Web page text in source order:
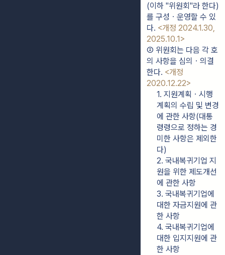
(이하 "위원회"라 한다)
를 구성ㆍ운영할 수 있
다. <개정 2024.1.30,
2025.10.1>
② 위원회는 다음 각 호
의 사항을 심의ㆍ의결
한다. <개정
2020.12.22>
1. 지원계획ㆍ시행
계획의 수립 및 변경
에 관한 사항(대통
령령으로 정하는 경
미한 사항은 제외한
다)
2. 국내복귀기업 지
원을 위한 제도개선
에 관한 사항
3. 국내복귀기업에
대한 자금지원에 관
한 사항
4. 국내복귀기업에
대한 입지지원에 관
한 사항